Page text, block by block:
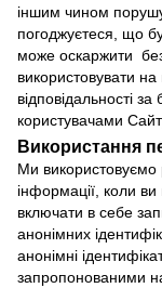
іншим чином
погоджуєтеся, що
може оскаржити
використовувати
відповідальності
користувачами
Використання
Ми використовуємо
інформації, коли
включати в себе
анонімних
анонімні
запропонованими